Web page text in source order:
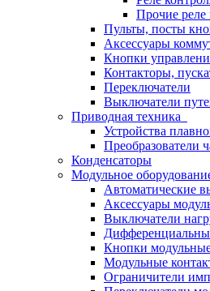
Прочие реле
Пульты, посты
Аксессуары
Кнопки
Контакторы,
Переключатели
Выключатели
Приводная техника
Устройства
Преобразователи
Конденсаторы
Модульное
Автоматические
Аксессуары
Выключатели
Кнопки
Модульные
Ограничители